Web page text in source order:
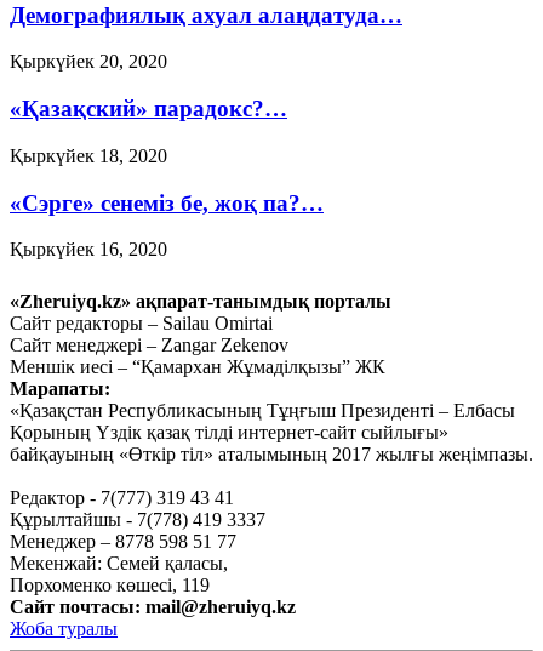
Демографиялық ахуал алаңдатуда…
Қыркүйек 20, 2020
«Қазақский» парадокс?…
Қыркүйек 18, 2020
«Сэрге» сенеміз бе, жоқ па?…
Қыркүйек 16, 2020
Ауыл шаруашылығын
дамытпай, бәсекеге қабілетті
экономика құру мүмкін емес
Қыркүйек 15, 2020
Тағы оқу
«Zheruiyq.kz» ақпарат-танымдық порталы
Сайт редакторы – Sailau Omirtai
Сайт менеджері – Zangar Zekenov
Меншік иесі – “Қамархан Жұмаділқызы” ЖК
Марапаты:
«Қазақстан Республикасының Тұңғыш Президенті – Елбасы
Қорының Үздік қазақ тілді интернет-сайт сыйлығы»
байқауының «Өткір тіл» аталымының 2017 жылғы жеңімпазы.
Редактор - 7(777) 319 43 41
Құрылтайшы - 7(778) 419 3337
Менеджер – 8778 598 51 77
Мекенжай: Семей қаласы,
Порхоменко көшесі, 119
Сайт почтасы: mail@zheruiyq.kz
Жоба туралы